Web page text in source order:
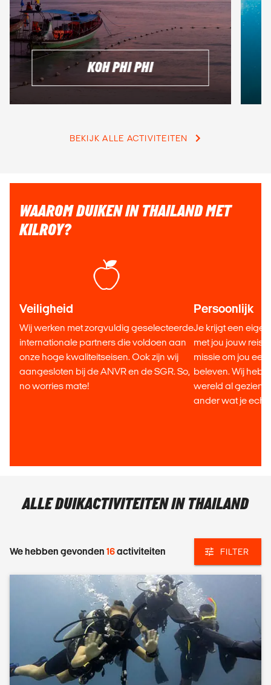
KOH PHI PHI
BEKIJK ALLE ACTIVITEITEN
WAAROM DUIKEN IN THAILAND MET
KILROY?
Veiligheid
Wij werken met zorgvuldig geselecteerde
internationale partners die voldoen aan
onze hoge kwaliteitseisen. Ook zijn wij
aangesloten bij de ANVR en de SGR. So,
no worries mate!
Persoonlijk
Je krijgt een
met jou jouw reis
missie om jou
beleven. Wij
wereld al gezien,
ander wat je echt
ALLE DUIKACTIVITEITEN IN THAILAND
We hebben gevonden 16activiteiten FILTER